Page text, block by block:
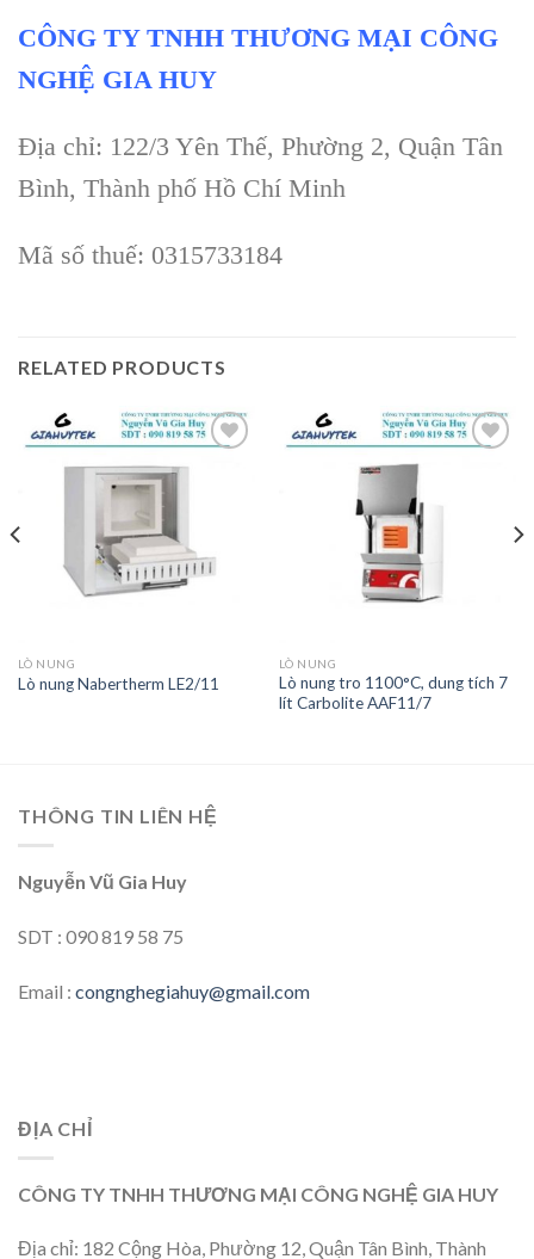
CÔNG TY TNHH THƯƠNG MẠI CÔNG
NGHỆ GIA HUY
Địa chỉ: 122/3 Yên Thế, Phường 2, Quận Tân
Bình, Thành phố Hồ Chí Minh
Mã số thuế: 0315733184
RELATED PRODUCTS
LÒ NUNG
Lò nung Nabertherm LE2/11
LÒ NUNG
Lò nung tro 1100°C, dung tích 7
lít Carbolite AAF11/7
THÔNG TIN LIÊN HỆ
Nguyễn Vũ Gia Huy
SDT : 090 819 58 75
Email : congnghegiahuy@gmail.com
ĐỊA CHỈ
CÔNG TY TNHH THƯƠNG MẠI CÔNG NGHỆ GIA HUY
Địa chỉ: 182 Cộng Hòa, Phường 12, Quận Tân Bình, Thành